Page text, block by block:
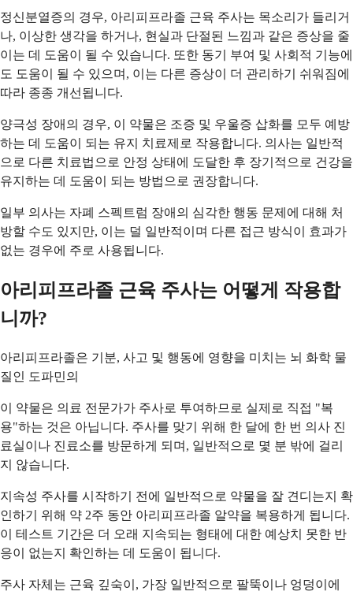
정신분열증의 경우, 아리피프라졸 근육 주사는 목소리가 들리거
나, 이상한 생각을 하거나, 현실과 단절된 느낌과 같은 증상을 줄
이는 데 도움이 될 수 있습니다. 또한 동기 부여 및 사회적 기능에
도 도움이 될 수 있으며, 이는 다른 증상이 더 관리하기 쉬워짐에
따라 종종 개선됩니다.
양극성 장애의 경우, 이 약물은 조증 및 우울증 삽화를 모두 예방
하는 데 도움이 되는 유지 치료제로 작용합니다. 의사는 일반적
으로 다른 치료법으로 안정 상태에 도달한 후 장기적으로 건강을
유지하는 데 도움이 되는 방법으로 권장합니다.
일부 의사는 자폐 스펙트럼 장애의 심각한 행동 문제에 대해 처
방할 수도 있지만, 이는 덜 일반적이며 다른 접근 방식이 효과가
없는 경우에 주로 사용됩니다.
아리피프라졸 근육 주사는 어떻게 작용합
니까?
아리피프라졸은 기분, 사고 및 행동에 영향을 미치는 뇌 화학 물
질인 도파민의
이 약물은 의료 전문가가 주사로 투여하므로 실제로 직접 "복
용"하는 것은 아닙니다. 주사를 맞기 위해 한 달에 한 번 의사 진
료실이나 진료소를 방문하게 되며, 일반적으로 몇 분 밖에 걸리
지 않습니다.
지속성 주사를 시작하기 전에 일반적으로 약물을 잘 견디는지 확
인하기 위해 약 2주 동안 아리피프라졸 알약을 복용하게 됩니다.
이 테스트 기간은 더 오래 지속되는 형태에 대한 예상치 못한 반
응이 없는지 확인하는 데 도움이 됩니다.
주사 자체는 근육 깊숙이, 가장 일반적으로 팔뚝이나 엉덩이에